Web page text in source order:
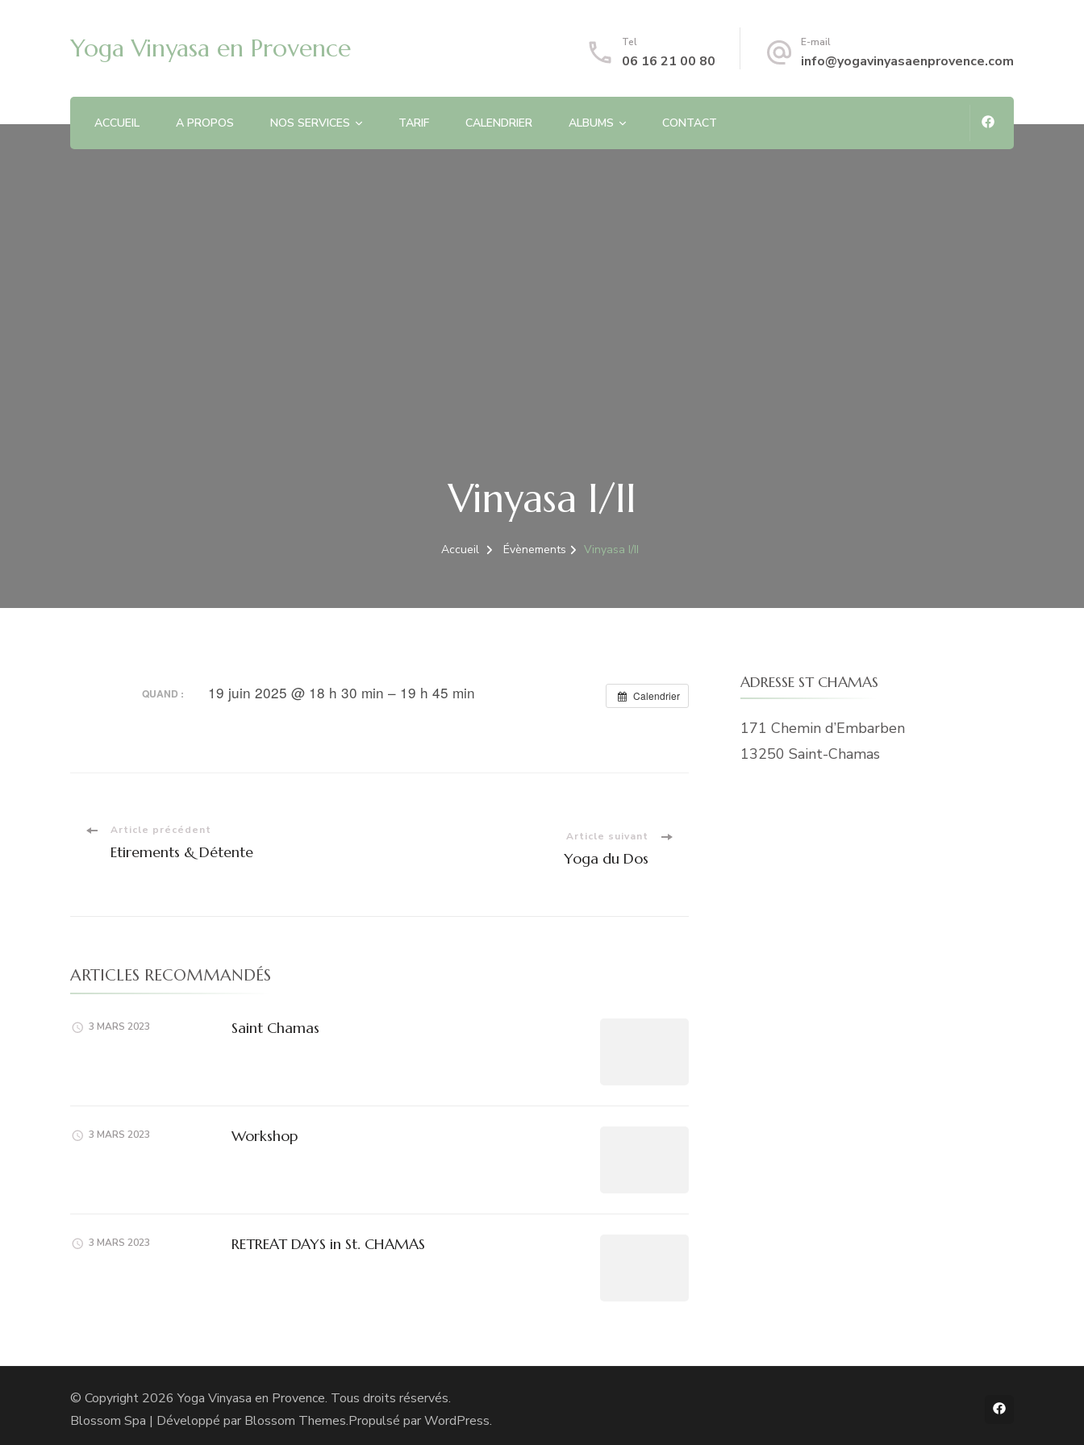
Yoga Vinyasa en Provence Tel
06 16 21 00 80
E-mail
info@yogavinyasaenprovence.com
ACCUEIL A PROPOS NOS SERVICES TARIF CALENDRIER ALBUMS CONTACT
Vinyasa I/II
Accueil Évènements Vinyasa I/II
Calendrier
QUAND : 19 juin 2025 @ 18 h 30 min – 19 h 45 min
Navigation
Article précédent
Etirements & Détente
Article suivant
Yoga du Dos
ARTICLES RECOMMANDÉS
3 MARS 2023 Saint Chamas
3 MARS 2023 Workshop
3 MARS 2023 RETREAT DAYS in St. CHAMAS
ADRESSE ST CHAMAS
171 Chemin d’Embarben
13250 Saint-Chamas
© Copyright 2026Yoga Vinyasa en Provence. Tous droits réservés.
Blossom Spa | Développé par Blossom Themes.Propulsé parWordPress.